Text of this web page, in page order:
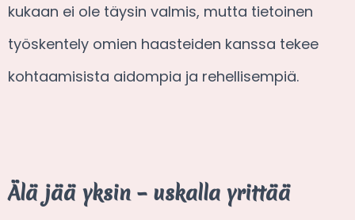
kukaan ei ole täysin valmis, mutta tietoinen
työskentely omien haasteiden kanssa tekee
kohtaamisista aidompia ja rehellisempiä.
Älä jää yksin – uskalla yrittää